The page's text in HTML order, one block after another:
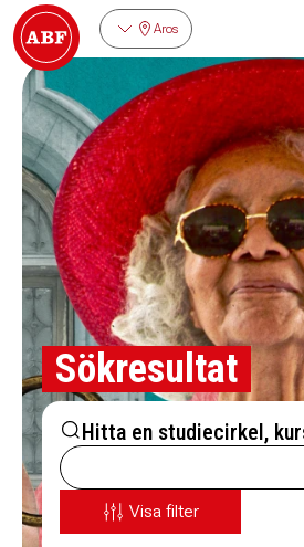
Aros
Sökresultat
Hitta en studiecirkel,
Visa filter